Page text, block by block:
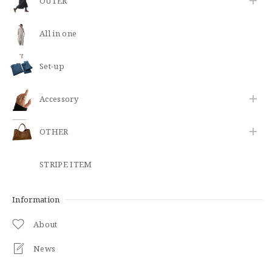
All in one
Set-up
​Accessory
OTHER
STRIPE ITEM
Information
About
News